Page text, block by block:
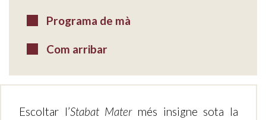
Programa de mà
Com arribar
Escoltar l’Stabat Matermés insigne sota la